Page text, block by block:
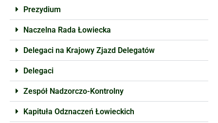
Prezydium
Naczelna Rada Łowiecka
Delegaci na Krajowy Zjazd Delegatów
Delegaci
Zespół Nadzorczo-Kontrolny
Kapituła Odznaczeń Łowieckich